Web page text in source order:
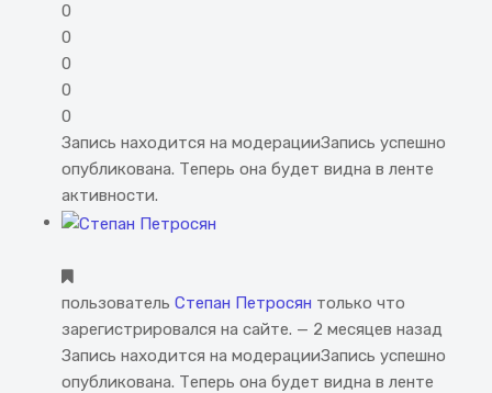
0
0
0
0
0
Запись находится на модерацииЗапись успешно
опубликована. Теперь она будет видна в ленте
активности.
пользователь Степан Петросян только что
зарегистрировался на сайте. — 2 месяцев назад
Запись находится на модерацииЗапись успешно
опубликована. Теперь она будет видна в ленте